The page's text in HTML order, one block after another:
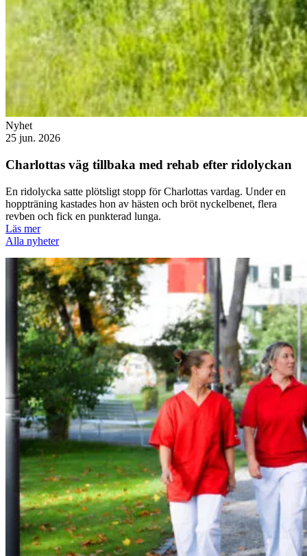
Nyhet
25 jun. 2026
Charlottas väg tillbaka med rehab efter ridolyckan
En ridolycka satte plötsligt stopp för Charlottas vardag. Under en
hoppträning kastades hon av hästen och bröt nyckelbenet, flera
revben och fick en punkterad lunga.
Läs mer
Alla nyheter